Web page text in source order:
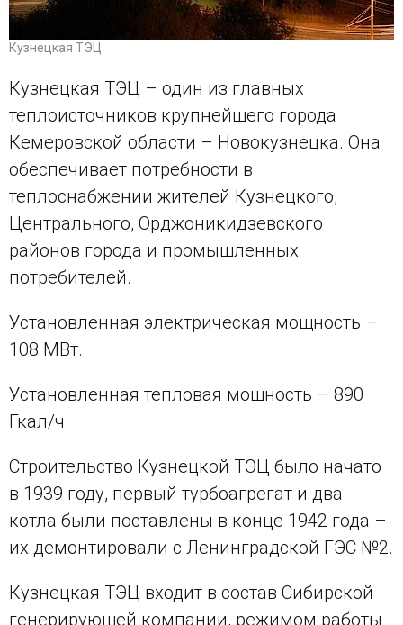
Кузнецкая ТЭЦ
Кузнецкая ТЭЦ – один из главных
теплоисточников крупнейшего города
Кемеровской области – Новокузнецка. Она
обеспечивает потребности в
теплоснабжении жителей Кузнецкого,
Центрального, Орджоникидзевского
районов города и промышленных
потребителей.
Установленная электрическая мощность –
108 МВт.
Установленная тепловая мощность – 890
Гкал/ч.
Строительство Кузнецкой ТЭЦ было начато
в 1939 году, первый турбоагрегат и два
котла были поставлены в конце 1942 года –
их демонтировали с Ленинградской ГЭС №2.
Кузнецкая ТЭЦ входит в состав Сибирской
генерирующей компании, режимом работы